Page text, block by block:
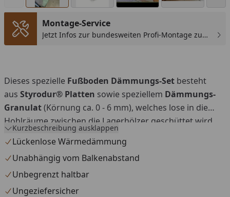
Montage-Service
Jetzt Infos zur bundesweiten Profi-Montage zum
Dieses spezielle Fußboden Dämmungs-Set besteht
aus Styrodur® Platten sowie speziellem Dämmungs-
Granulat(Körnung ca. 0 - 6 mm), welches lose in die
Hohlräume zwischen die Lagerhölzer geschüttet wird.
Die Styrodurplatten dienen als verrottungsfeste
Unterlage sowie zur zusätzlichen Dämmung. Beim
Einsatz unserer Gartenhaus/Saunahaus
Dämmungspakete können Sie mit diesen
Blendendie offenen Stellen (
Kurzbeschreibung ausklappen
Lückenlose Wärmedämmung
Unabhängig vom Balkenabstand
Unbegrenzt haltbar
Ungeziefersicher